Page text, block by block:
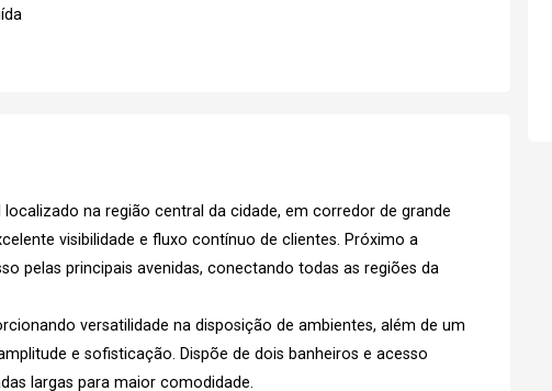
na região central da cidade, em corredor de grande
visibilidade e fluxo contínuo de clientes. Próximo a
pelas principais avenidas, conectando todas as regiões da
versatilidade na disposição de ambientes, além de um
e sofisticação. Dispõe de dois banheiros e acesso
largas para maior comodidade.
Login